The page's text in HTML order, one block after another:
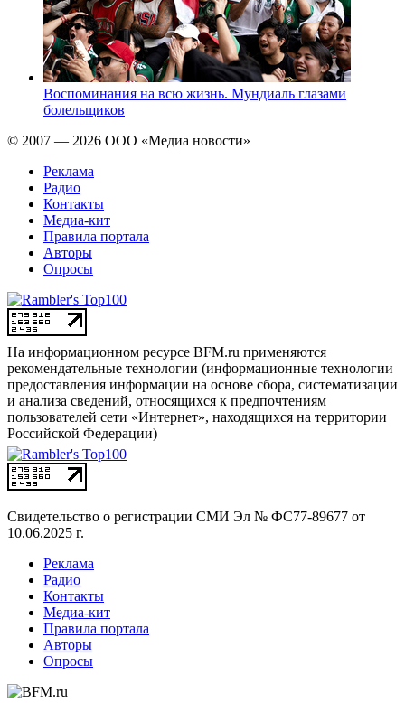
Воспоминания на всю жизнь. Мундиаль глазами
болельщиков
© 2007 — 2026 ООО «Медиа новости»
Реклама
Радио
Контакты
Медиа-кит
Правила портала
Авторы
Опросы
На информационном ресурсе BFM.ru применяются
рекомендательные технологии (информационные технологии
предоставления информации на основе сбора, систематизации
и анализа сведений, относящихся к предпочтениям
пользователей сети «Интернет», находящихся на территории
Российской Федерации)
Свидетельство о регистрации СМИ Эл № ФС77-89677 от
10.06.2025 г.
Реклама
Радио
Контакты
Медиа-кит
Правила портала
Авторы
Опросы